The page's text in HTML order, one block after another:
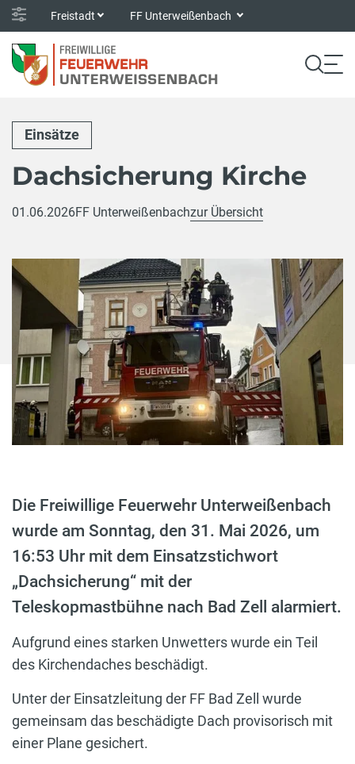
Freistadt FF Unterweißenbach
Einsätze
Dachsicherung Kirche
01.06.2026FF Unterweißenbachzur Übersicht
Die Freiwillige Feuerwehr Unterweißenbach
wurde am Sonntag, den 31. Mai 2026, um
16:53 Uhr mit dem Einsatzstichwort
„Dachsicherung“ mit der
Teleskopmastbühne nach Bad Zell alarmiert.
Aufgrund eines starken Unwetters wurde ein Teil
des Kirchendaches beschädigt.
Unter der Einsatzleitung der FF Bad Zell wurde
gemeinsam das beschädigte Dach provisorisch mit
einer Plane gesichert.